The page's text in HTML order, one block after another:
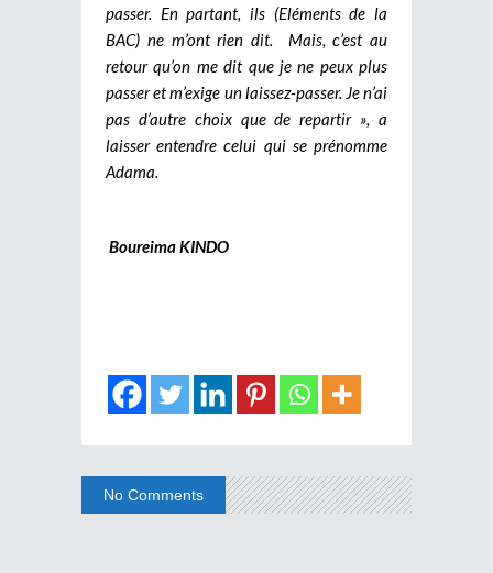
passer. En partant, ils (Eléments de la
BAC) ne m’ont rien dit. Mais, c’est au
retour qu’on me dit que je ne peux plus
passer et m’exige un laissez-passer. Je n’ai
pas d’autre choix que de repartir », a
laisser entendre celui qui se prénomme
Adama.
Boureima KINDO
No Comments